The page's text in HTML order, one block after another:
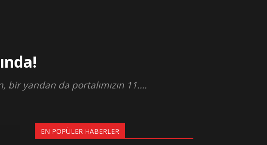
bir yandan da portalımızın 11....
EN POPÜLER HABERLER